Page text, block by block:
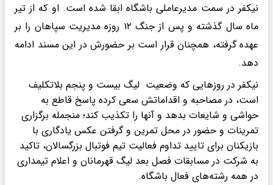
نیکفر در سمت مدیرعاملی باشگاه ابقا شده است. او که از تیر
ماه سال گذشته و پس از جنگ ۱۲ روزه مدیریت سپاهان را بر
عهده گرفته، همچنان قرار است بر حضورش در این مسند ادامه
دهد.
نیکفر در روزهایی که وضعیت لیگ بیست و پنجم بلاتکلیف
است، در مصاحبه و اقداماتش سعی کرده پاسخ قاطع به
حواشی و شایعات بدهد و آنها را تکذیب کند؛ منجمله برگزاری
تمرینات و حضور در محل تمرین و گرفتن عکس یادگاری با
بازیکنان برای تایید تداوم فعالیت تیم فوتبال بزرگسالان، تاکید
به شرکت در مسابقات فصل بعد لیگ قهرمانان و اعلام تیمداری
در همه رشته‌های فعال باشگاه.